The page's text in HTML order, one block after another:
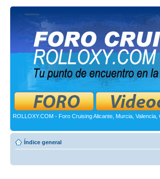
ROLLOXY.COM - Foro Cruising Alicante, Murcia, Valencia,
Índice general